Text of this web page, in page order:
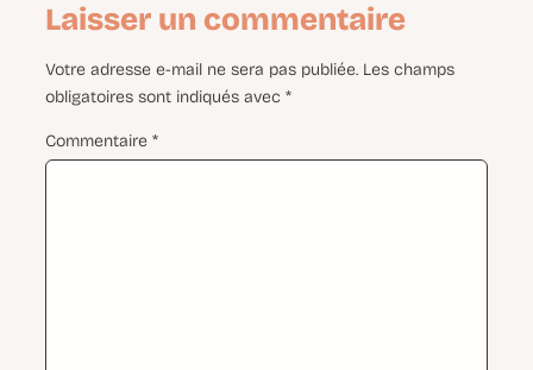
Laisser un commentaire
Votre adresse e-mail ne sera pas publiée. Les champs
obligatoires sont indiqués avec *
Commentaire *